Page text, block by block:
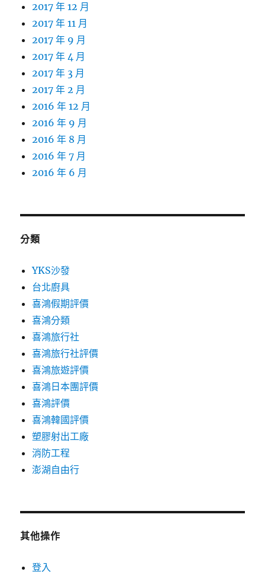
2017 年 12 月
2017 年 11 月
2017 年 9 月
2017 年 4 月
2017 年 3 月
2017 年 2 月
2016 年 12 月
2016 年 9 月
2016 年 8 月
2016 年 7 月
2016 年 6 月
分類
YKS沙發
台北廚具
喜鴻假期評價
喜鴻分類
喜鴻旅行社
喜鴻旅行社評價
喜鴻旅遊評價
喜鴻日本團評價
喜鴻評價
喜鴻韓國評價
塑膠射出工廠
消防工程
澎湖自由行
其他操作
登入